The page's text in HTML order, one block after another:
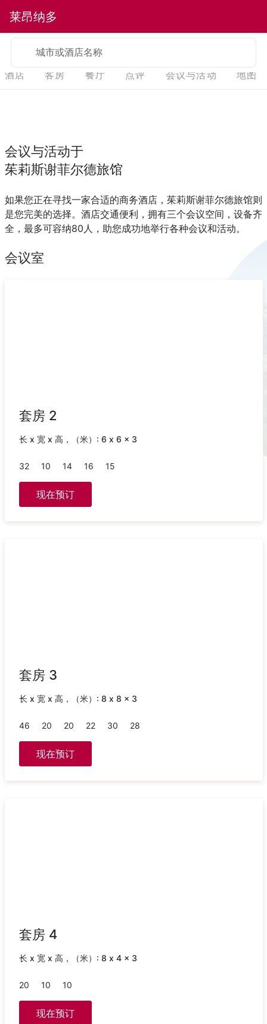
莱昂纳多
城市或酒店名称
酒店 客房 餐厅 点评 会议与活动 地图
会议与活动于
茱莉斯谢菲尔德旅馆
如果您正在寻找一家合适的商务酒店，茱莉斯谢菲尔德旅馆则
是您完美的选择。酒店交通便利，拥有三个会议空间，设备齐
全，最多可容纳80人，助您成功地举行各种会议和活动。
会议室
套房 2
长 x 宽 x 高，（米）: 6 x 6 x 3
32 10 14 16 15
现在预订
套房 3
长 x 宽 x 高，（米）: 8 x 8 x 3
46 20 20 22 30 28
现在预订
套房 4
长 x 宽 x 高，（米）: 8 x 4 x 3
20 10 10
现在预订